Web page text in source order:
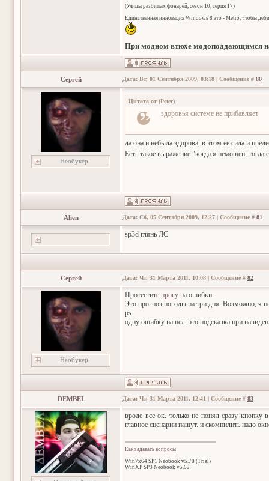
(Улицы разбитых фонарей, сезон 10, серия 17)
Единственная инновация Windows 8 это - Metro, чтобы
При модном втюхе модоподдающимся
Сергей Дата: Вт, 01 Сентября 2009, 03:18 | Сообщение # 80
Необукер
Цитата от (Peter)
здоровья системе не прибавляет
да она и небыла здорова, в этом ее сила и
Есть такое выражение "когда я немощен,
Alien Дата: Сб, 05 Сентября 2009, 12:27 | Сообщение # 81
sp3d глянь ЛС
Сергей Дата: Чт, 31 Марта 2011, 10:08 | Сообщение # 82
Необукер
Протестите прогу на ошибки
Это прогноз погоды на три дня. Возможно, я
ps
одну ошибку нашел, это подсказка при
DEMBEL Дата: Чт, 31 Марта 2011, 12:41 | Сообщение # 83
вроде все ок. только не понял сразу
главное сценарии пашут. и скомпилить надо
Как задавать вопросы
Win7x64 SP1 Neobook v5.70 (Trial)
WinXP SP3 Neobook v5.62